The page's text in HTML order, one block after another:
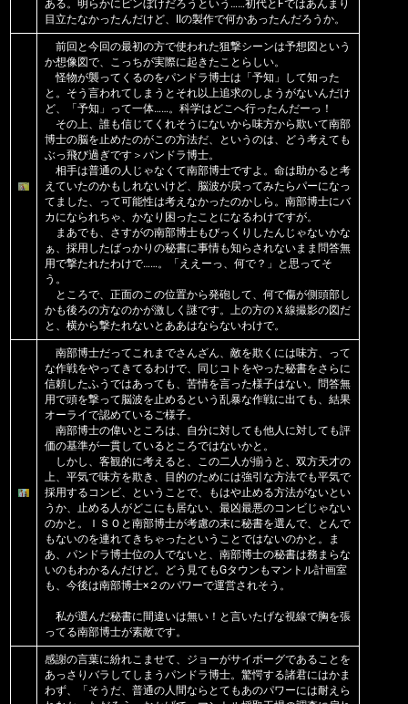
ある。明らかにピンぼけだろうという……初代とFではあんまり
目立たなかったんだけど、IIの製作で何かあったんだろうか。
前回と今回の最初の方で使われた狙撃シーンは予想図という
か想像図で、こっちが実際に起きたことらしい。
怪物が襲ってくるのをパンドラ博士は「予知」して知った
と。そう言われてしまうとそれ以上追求のしようがないんだけ
ど、「予知」って一体……。科学はどこへ行ったんだーっ！
その上、誰も信じてくれそうにないから味方から欺いて南部
博士の脳を止めたのがこの方法だ、というのは、どう考えても
ぶっ飛び過ぎです＞パンドラ博士。
相手は普通の人じゃなくて南部博士ですよ。命は助かると考
えていたのかもしれないけど、脳波が戻ってみたらパーになっ
てました、って可能性は考えなかったのかしら。南部博士にバ
カになられちゃ、かなり困ったことになるわけですが。
まあでも、さすがの南部博士もびっくりしたんじゃないかな
ぁ、採用したばっかりの秘書に事情も知らされないまま問答無
用で撃たれたわけで……。「ええーっ、何で？」と思ってそ
う。
ところで、正面のこの位置から発砲して、何で傷が側頭部し
かも後ろの方なのかが激しく謎です。上の方のＸ線撮影の図だ
と、横から撃たれないとああはならないわけで。
南部博士だってこれまでさんざん、敵を欺くには味方、って
な作戦をやってきてるわけで、同じコトをやった秘書をさらに
信頼したふうではあっても、苦情を言った様子はない。問答無
用で頭を撃って脳波を止めるという乱暴な作戦に出ても、結果
オーライで認めているご様子。
南部博士の偉いところは、自分に対しても他人に対しても評
価の基準が一貫しているところではないかと。
しかし、客観的に考えると、この二人が揃うと、双方天才の
上、平気で味方を欺き、目的のためには強引な方法でも平気で
採用するコンビ、ということで、もはや止める方法がないとい
うか、止める人がどこにも居ない、最凶最悪のコンビじゃない
のかと。ＩＳＯと南部博士が考慮の末に秘書を選んで、とんで
もないのを連れてきちゃったということではないのかと。ま
あ、パンドラ博士位の人でないと、南部博士の秘書は務まらな
いのもわかるんだけど。どう見てもGタウンもマントル計画室
も、今後は南部博士×２のパワーで運営されそう。
私が選んだ秘書に間違いは無い！と言いたげな視線で胸を張
ってる南部博士が素敵です。
感謝の言葉に紛れこませて、ジョーがサイボーグであることを
あっさりバラしてしまうパンドラ博士。驚愕する諸君にはかま
わず、「そうだ、普通の人間ならとてもあのパワーには耐えら